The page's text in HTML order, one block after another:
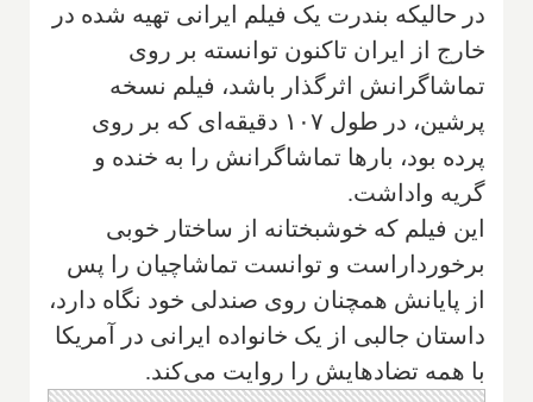
در حالیکه بندرت یک فیلم ایرانی تهیه شده در
خارج از ایران تاکنون توانسته بر روی
تماشاگرانش اثرگذار باشد، فیلم نسخه
پرشین، در طول ۱۰۷ دقیقه‌ای که بر روی
پرده بود، بارها تماشاگرانش را به خنده و
گریه واداشت.
این فیلم که خوشبختانه از ساختار خوبی
برخورداراست و توانست تماشاچیان را پس
از پایانش همچنان روی صندلی خود نگاه دارد،
داستان جالبی از یک خانواده ایرانی در آمریکا
با همه تضادهایش را روایت می‌کند.